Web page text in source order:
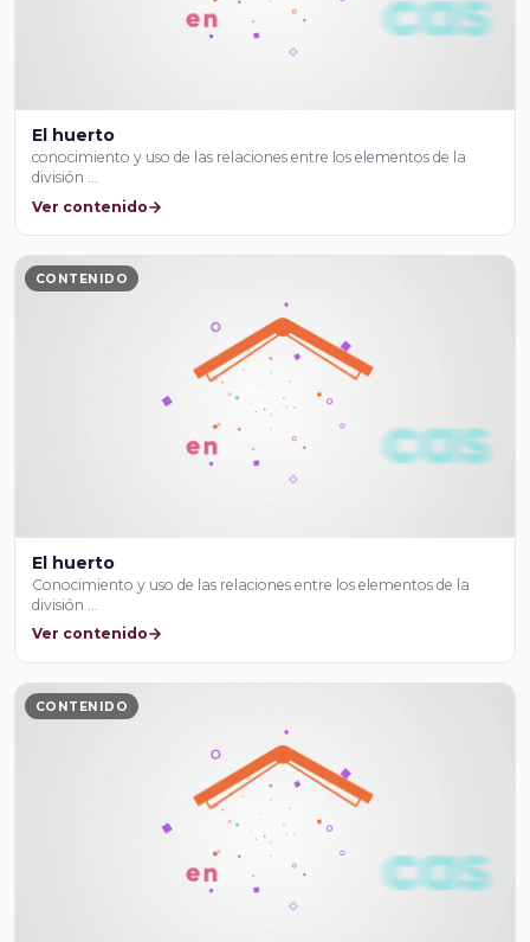
El huerto
conocimiento y uso de las relaciones entre los elementos de la
división …
Ver contenido
CONTENIDO
El huerto
Conocimiento y uso de las relaciones entre los elementos de la
división …
Ver contenido
CONTENIDO